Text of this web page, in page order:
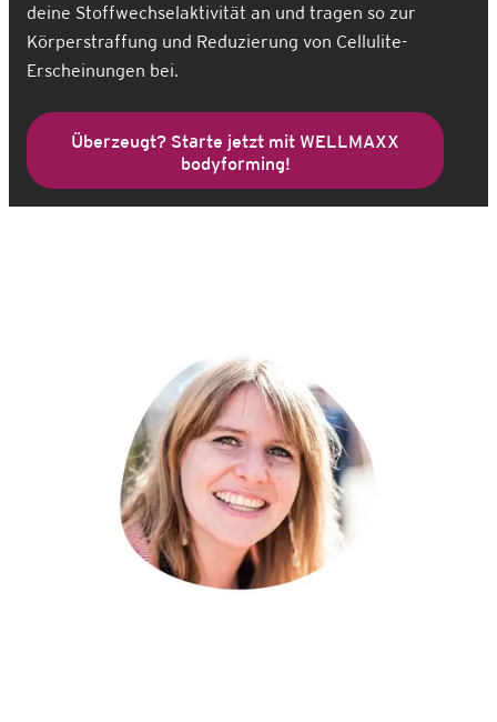
deine Stoffwechselaktivität an und tragen so zur
Körperstraffung und Reduzierung von Cellulite-
Erscheinungen bei.
Überzeugt? Starte jetzt mit WELLMAXX
bodyforming!